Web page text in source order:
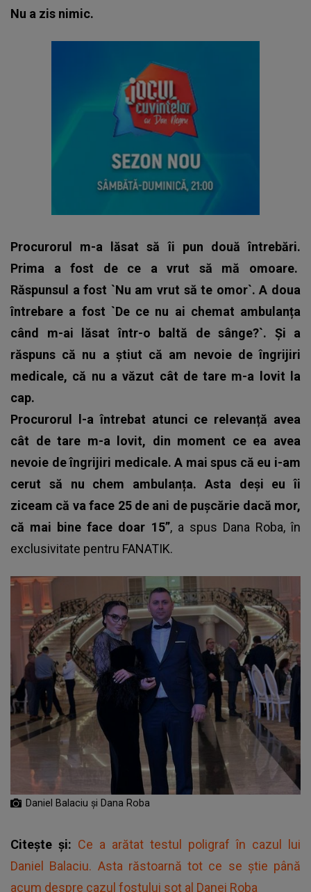
Nu a zis nimic.
Procurorul m-a lăsat să îi pun două întrebări.
Prima a fost de ce a vrut să mă omoare.
Răspunsul a fost `Nu am vrut să te omor`. A doua
întrebare a fost `De ce nu ai chemat ambulanța
când m-ai lăsat într-o baltă de sânge?`. Și a
răspuns că nu a știut că am nevoie de îngrijiri
medicale, că nu a văzut cât de tare m-a lovit la
cap.
Procurorul l-a întrebat atunci ce relevanță avea
cât de tare m-a lovit, din moment ce ea avea
nevoie de îngrijiri medicale. A mai spus că eu i-am
cerut să nu chem ambulanța. Asta deși eu îi
ziceam că va face 25 de ani de pușcărie dacă mor,
că mai bine face doar 15”, a spus Dana Roba, în
exclusivitate pentru FANATIK.
Daniel Balaciu și Dana Roba
Citește și: Ce a arătat testul poligraf în cazul lui
Daniel Balaciu. Asta răstoarnă tot ce se știe până
acum despre cazul fostului soț al Danei Roba